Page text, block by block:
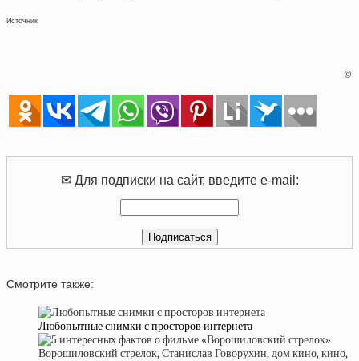
Источник
©
✉ Для подписки на сайт, введите e-mail:
Смотрите также:
Любопытные снимки с просторов интернета